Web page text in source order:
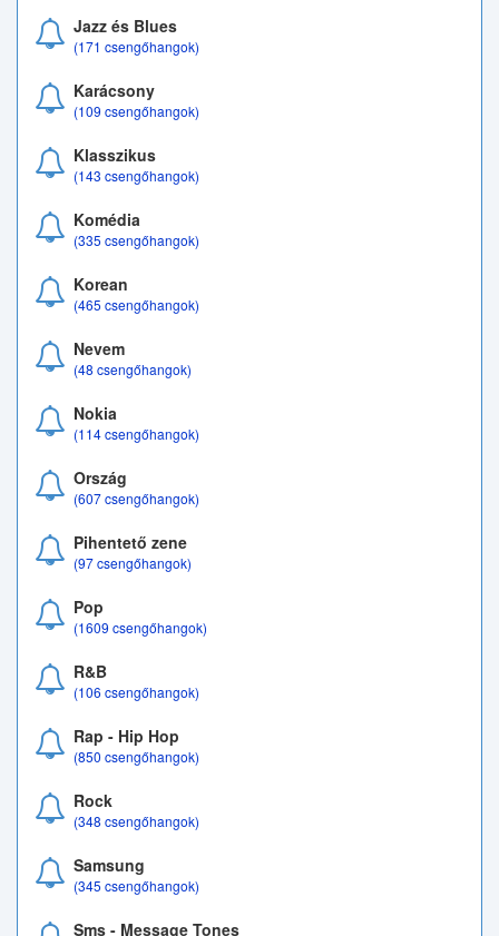
Jazz és Blues
(171 csengőhangok)
Karácsony
(109 csengőhangok)
Klasszikus
(143 csengőhangok)
Komédia
(335 csengőhangok)
Korean
(465 csengőhangok)
Nevem
(48 csengőhangok)
Nokia
(114 csengőhangok)
Ország
(607 csengőhangok)
Pihentető zene
(97 csengőhangok)
Pop
(1609 csengőhangok)
R&B
(106 csengőhangok)
Rap - Hip Hop
(850 csengőhangok)
Rock
(348 csengőhangok)
Samsung
(345 csengőhangok)
Sms - Message Tones